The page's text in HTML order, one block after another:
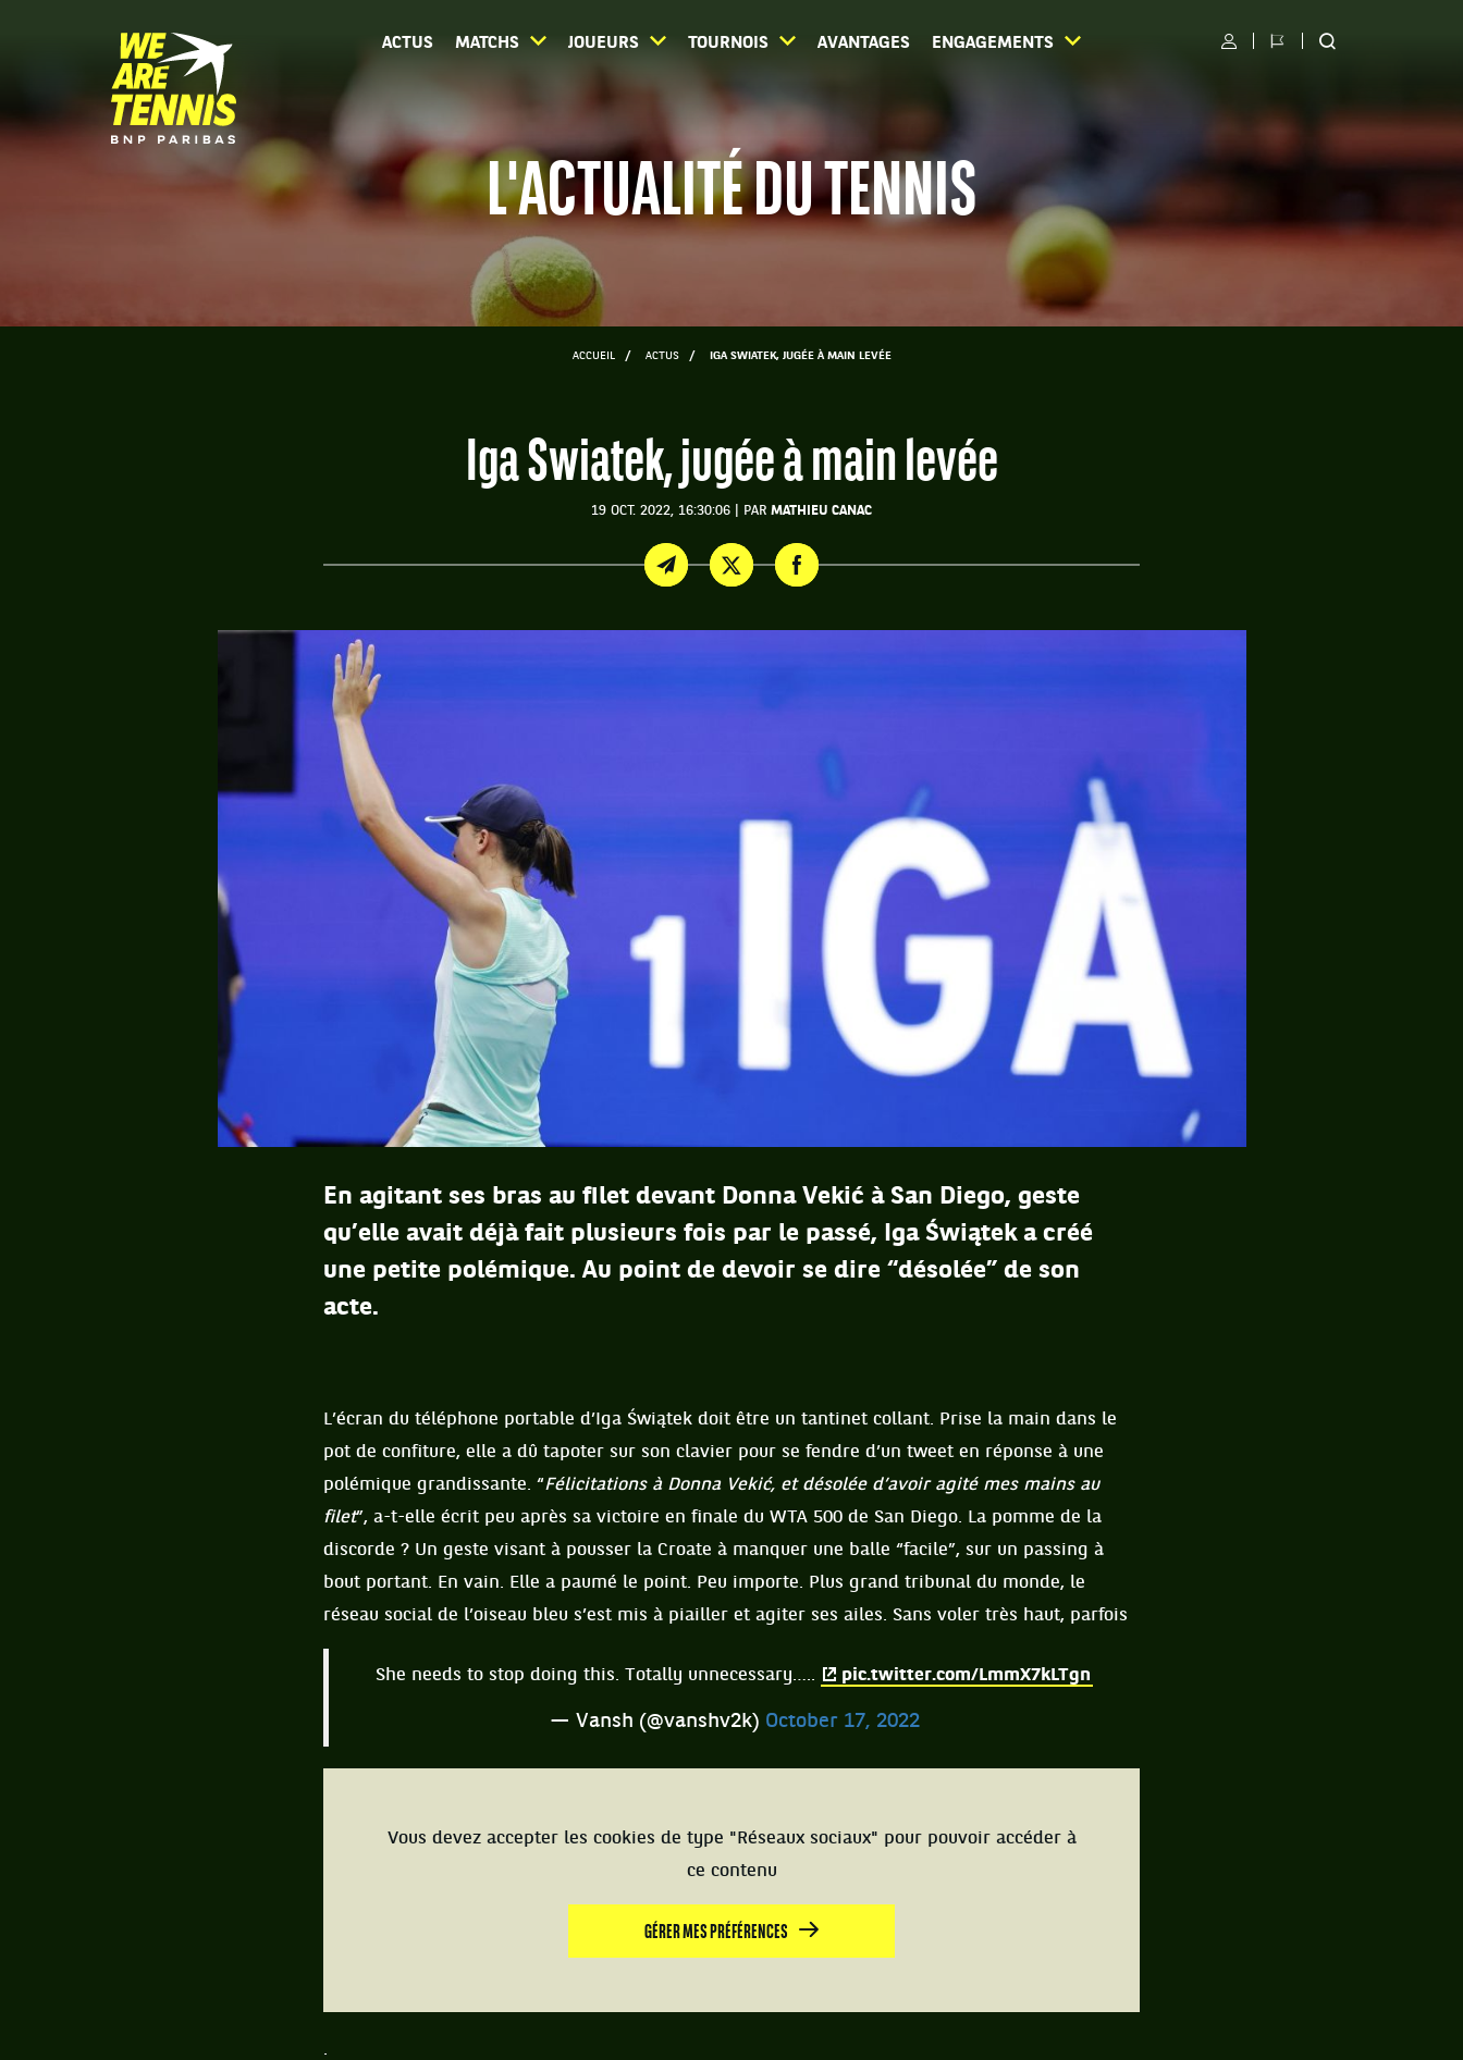
We
are
Tennis
by
BNP
ACTUS MATCHS JOUEURS TOURNOIS AVANTAGES ENGAGEMENTS UtilisateurChangerRECHERCHER
L'ACTUALITÉ DU TENNIS
ACCUEIL ACTUS IGA SWIATEK, JUGÉE À MAIN LEVÉE
Iga Swiatek, jugée à main levée
19 OCT. 2022, 16:30:06 PAR MATHIEU CANAC
En agitant ses bras au filet devant Donna Vekić à San Diego, geste
qu’elle avait déjà fait plusieurs fois par le passé, Iga Świątek a créé
une petite polémique. Au point de devoir se dire “désolée” de son
acte.
L’écran du téléphone portable d’Iga Świątek doit être un tantinet collant. Prise la main dans le
pot de confiture, elle a dû tapoter sur son clavier pour se fendre d’un tweet en réponse à une
polémique grandissante. “Félicitations à Donna Vekić, et désolée d’avoir agité mes mains au
filet”, a-t-elle écrit peu après sa victoire en finale du WTA 500 de San Diego. La pomme de la
discorde ? Un geste visant à pousser la Croate à manquer une balle “facile”, sur un passing à
bout portant. En vain. Elle a paumé le point. Peu importe. Plus grand tribunal du monde, le
réseau social de l’oiseau bleu s’est mis à piailler et agiter ses ailes. Sans voler très haut, parfois
She needs to stop doing this. Totally unnecessary….. pic.twitter.com/LmmX7kLTgn
— Vansh (@vanshv2k) October 17, 2022
Vous devez accepter les cookies de type "Réseaux sociaux" pour pouvoir accéder à
ce contenu
GÉRER MES PRÉFÉRENCES
.